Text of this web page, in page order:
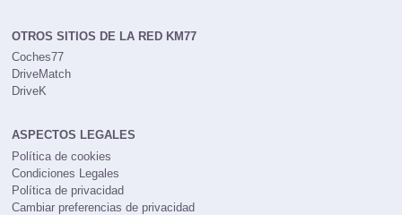
OTROS SITIOS DE LA RED KM77
Coches77
DriveMatch
DriveK
ASPECTOS LEGALES
Política de cookies
Condiciones Legales
Política de privacidad
Cambiar preferencias de privacidad